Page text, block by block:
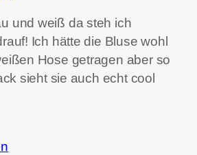
und weiß da steh ich
Ich hätte die Bluse wohl
Hose getragen aber so
sieht sie auch echt cool